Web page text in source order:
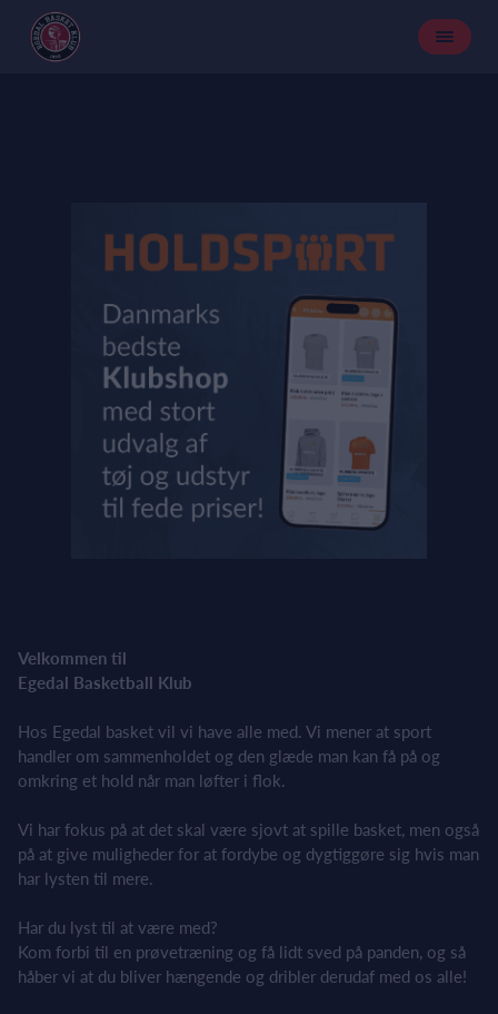
Velkommen til
Egedal Basketball Klub
Hos Egedal basket vil vi have alle med. Vi mener at sport
handler om sammenholdet og den glæde man kan få på og
omkring et hold når man løfter i flok.
Vi har fokus på at det skal være sjovt at spille basket, men også
på at give muligheder for at fordybe og dygtiggøre sig hvis man
har lysten til mere.
Har du lyst til at være med?
Kom forbi til en prøvetræning og få lidt sved på panden, og så
håber vi at du bliver hængende og dribler derudaf med os alle!